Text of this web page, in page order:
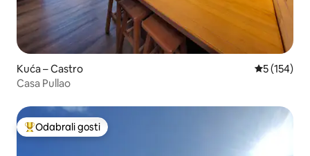
Kuća – Castro Prosječna
5 (154)
Casa Pullao
Među najviše rangiranima s oznakom „Odabrali gosti”
Odabrali gosti